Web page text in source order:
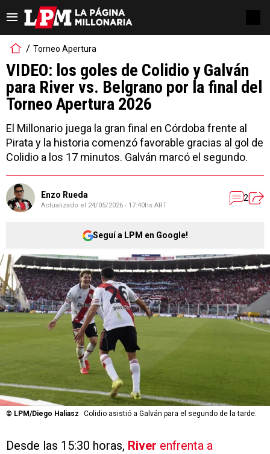
Torneo Apertura
VIDEO: los goles de Colidio y Galván
para River vs. Belgrano por la final del
Torneo Apertura 2026
El Millonario juega la gran final en Córdoba frente al
Pirata y la historia comenzó favorable gracias al gol de
Colidio a los 17 minutos. Galván marcó el segundo.
Enzo Rueda
Actualizado el 24/05/2026 - 17:40hs ART
2
Seguí a LPM en Google!
© LPM/Diego Haliasz Colidio asistió a Galván para el segundo de la tarde.
Desde las 15:30 horas, River enfrenta a